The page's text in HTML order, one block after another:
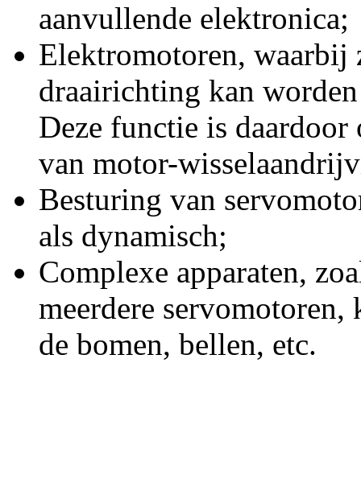
aanvullende elektronica;
Elektromotoren, waarbij
draairichting kan
Deze functie is
van motor-
Besturing van
als dynamisch;
Complexe apparaten,
meerdere
de bomen, bellen, etc.